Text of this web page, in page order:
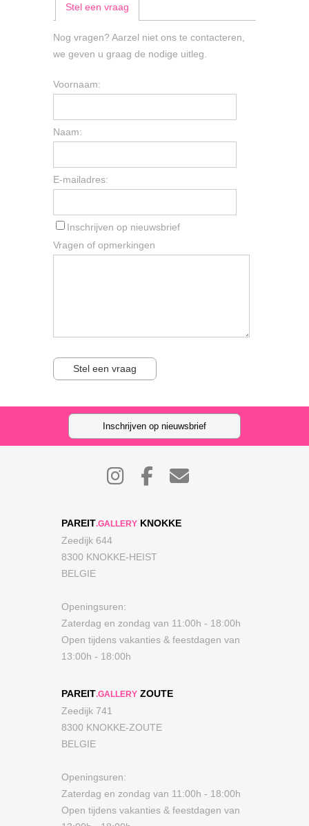
Stel een vraag
Nog vragen? Aarzel niet ons te contacteren,
we geven u graag de nodige uitleg.
Voornaam:
Naam:
E-mailadres:
Inschrijven op nieuwsbrief
Vragen of opmerkingen
Stel een vraag
Inschrijven op nieuwsbrief
PAREIT .GALLERY KNOKKE
Zeedijk 644
8300 KNOKKE-HEIST
BELGIE
Openingsuren:
Zaterdag en zondag van 11:00h - 18:00h
Open tijdens vakanties & feestdagen van
13:00h - 18:00h
PAREIT .GALLERY ZOUTE
Zeedijk 741
8300 KNOKKE-ZOUTE
BELGIE
Openingsuren:
Zaterdag en zondag van 11:00h - 18:00h
Open tijdens vakanties & feestdagen van